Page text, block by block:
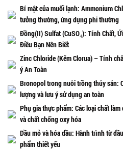
Bí mật của muối lạnh: Ammonium
tưởng thường, ứng dụng phi thường
Đồng(II) Sulfat (CuSO₄): Tính Chất,
Điều Bạn Nên Biết
Zinc Chloride (Kẽm Clorua) – Tính
ý An Toàn
Bronopol trong nuôi trồng thủy sản:
lượng và lưu ý sử dụng an toàn
Phụ gia thực phẩm: Các loại chất
và chất chống oxy hóa
Dầu mỏ và hóa dầu: Hành trình từ
phẩm thiết yếu